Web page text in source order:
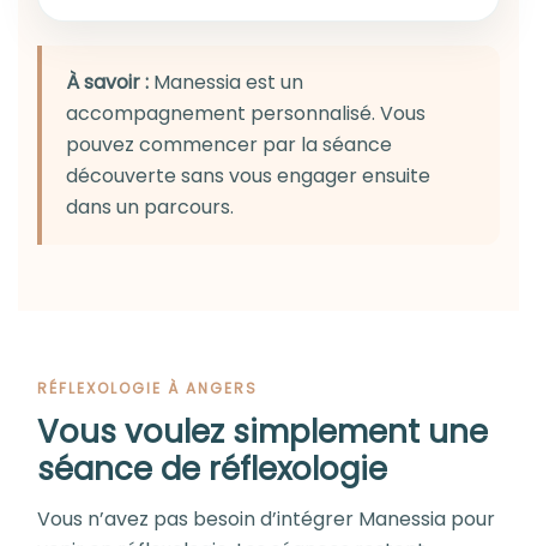
À savoir : Manessia est un
accompagnement personnalisé. Vous
pouvez commencer par la séance
découverte sans vous engager ensuite
dans un parcours.
RÉFLEXOLOGIE À ANGERS
Vous voulez simplement une
séance de réflexologie
Vous n’avez pas besoin d’intégrer Manessia pour